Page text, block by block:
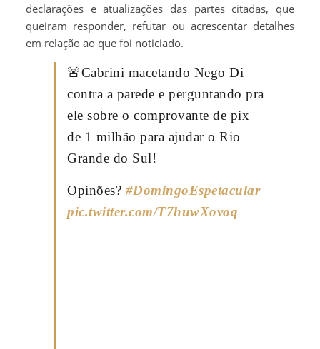
declarações e atualizações das partes citadas, que
queiram responder, refutar ou acrescentar detalhes
em relação ao que foi noticiado.
🚨Cabrini macetando Nego Di
contra a parede e perguntando pra
ele sobre o comprovante de pix
de 1 milhão para ajudar o Rio
Grande do Sul!
Opinões? #DomingoEspetacular
pic.twitter.com/T7huwXovoq